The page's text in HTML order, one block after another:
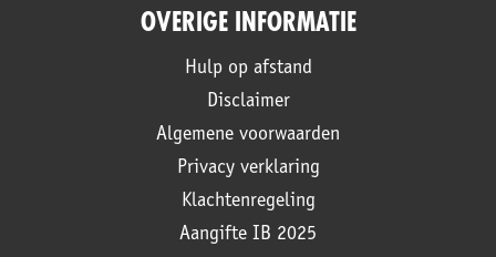
OVERIGE INFORMATIE
Hulp op afstand
Disclaimer
Algemene voorwaarden
Privacy verklaring
Klachtenregeling
Aangifte IB 2025